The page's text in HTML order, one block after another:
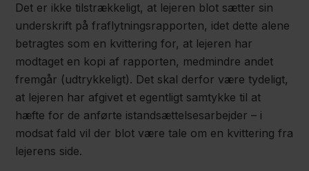
Det er ikke tilstrækkeligt, at lejeren blot sætter sin
underskrift på fraflytningsrapporten, idet dette alene
betragtes som en kvittering for, at lejeren har
modtaget en kopi af rapporten, medmindre andet
fremgår (udtrykkeligt). Det skal derfor være tydeligt,
at lejeren har afgivet et egentligt samtykke til at
hæfte for de anførte istandsættelsesarbejder – i
modsat fald vil der blot være tale om en kvittering fra
lejerens side.